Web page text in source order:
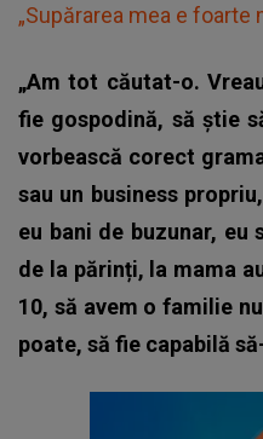
„Supărarea mea e
„Am tot căutat-o.
fie gospodină, să știe
vorbească corect
sau un business
eu bani de buzunar,
de la părinți, la mama
10, să avem o familie
poate, să fie capabilă